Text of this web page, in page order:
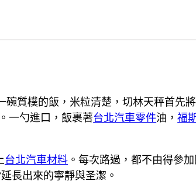
碗質樸的飯，米粒清楚，切林天秤首先
一勺進口，飯裹著台北汽車零件油，福
台北汽車材料 。每次路過，都不由得參加
長出來的寧靜與圣潔。